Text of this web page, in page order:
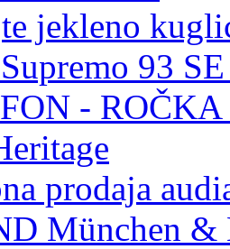
jekleno
93
-
prodaja
München &